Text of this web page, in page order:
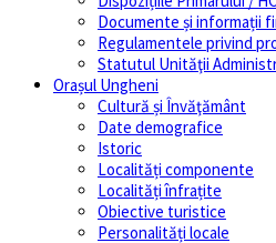
Documente și informații
Regulamentele privind
Statutul Unităţii
Orașul Ungheni
Cultură și Învăţământ
Date demografice
Istoric
Localități componente
Localități înfrațite
Obiective turistice
Personalități locale